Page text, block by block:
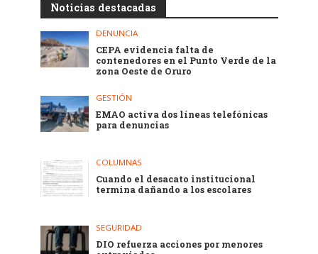
Noticias destacadas
DENUNCIA
CEPA evidencia falta de
contenedores en el Punto Verde de la
zona Oeste de Oruro
GESTIÓN
EMAO activa dos líneas telefónicas
para denuncias
COLUMNAS
Cuando el desacato institucional
termina dañando a los escolares
SEGURIDAD
DIO refuerza acciones por menores